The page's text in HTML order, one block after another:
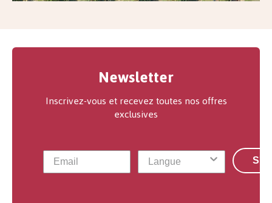
Newsletter
Inscrivez-vous et recevez toutes nos offres
exclusives